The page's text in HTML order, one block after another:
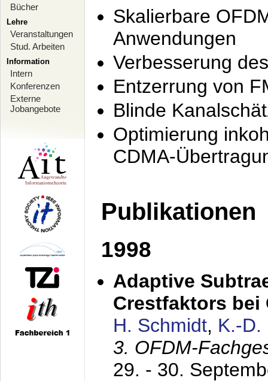
Bücher
Lehre
Veranstaltungen
Stud. Arbeiten
Information
Intern
Konferenzen
Externe
Jobangebote
Skalierbare
Anwendungen
Verbesserung
Entzerrung von
Blinde
Optimierung
CDMA-
Publikationen
1998
Adaptive
Crestfaktors bei
H. Schmidt, K.-D.
3. OFDM-
29. - 30.